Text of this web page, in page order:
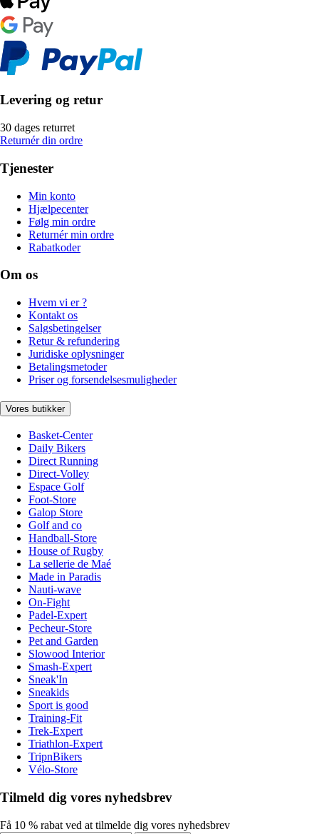
Levering og retur
30 dages returret
Returnér din ordre
Tjenester
Min konto
Hjælpecenter
Følg min ordre
Returnér min ordre
Rabatkoder
Om os
Hvem vi er ?
Kontakt os
Salgsbetingelser
Retur & refundering
Juridiske oplysninger
Betalingsmetoder
Priser og forsendelsesmuligheder
Vores butikker
Basket-Center
Daily Bikers
Direct Running
Direct-Volley
Espace Golf
Foot-Store
Galop Store
Golf and co
Handball-Store
House of Rugby
La sellerie de Maé
Made in Paradis
Nauti-wave
On-Fight
Padel-Expert
Pecheur-Store
Pet and Garden
Slowood Interior
Smash-Expert
Sneak'In
Sneakids
Sport is good
Training-Fit
Trek-Expert
Triathlon-Expert
TripnBikers
Vélo-Store
Tilmeld dig vores nyhedsbrev
Få 10 % rabat ved at tilmelde dig vores nyhedsbrev